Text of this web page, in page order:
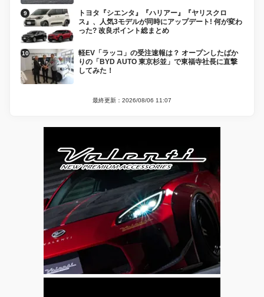
トヨタ『シエンタ』『ハリアー』『ヤリスクロ
ス』、人気3モデルが同時にアップデート! 何が変わ
った? 改良ポイント総まとめ
軽EV「ラッコ」の受注速報は？ オープンしたばか
りの「BYD AUTO 東京杉並」で東福寺社長に直撃
してみた！
最終更新：2026/08/06 11:07